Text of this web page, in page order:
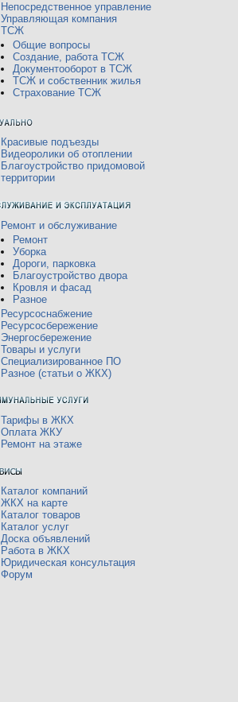
Непосредственное управление
Управляющая компания
ТСЖ
Общие вопросы
Создание, работа ТСЖ
Документооборот в ТСЖ
ТСЖ и собственник жилья
Страхование ТСЖ
Красивые подъезды
Видеоролики об отоплении
Благоустройство придомовой
территории
Ремонт и обслуживание
Ремонт
Уборка
Дороги, парковка
Благоустройство двора
Кровля и фасад
Разное
Ресурсоснабжение
Ресурсосбережение
Энергосбережение
Товары и услуги
Специализированное ПО
Разное (статьи о ЖКХ)
Тарифы в ЖКХ
Оплата ЖКУ
Ремонт на этаже
Каталог компаний
ЖКХ на карте
Каталог товаров
Каталог услуг
Доска объявлений
Работа в ЖКХ
Юридическая консультация
Форум